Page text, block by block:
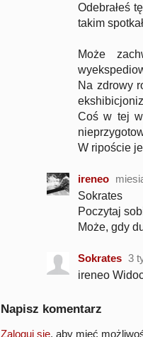
Odebrałeś
takim
Może
Na zdrowy
Coś w tej
W ripoście
ireneo
Sokrates
Poczytaj
Może, gdy
Sokrates 3
ireneo
Napisz komentarz
Zaloguj się, aby mieć